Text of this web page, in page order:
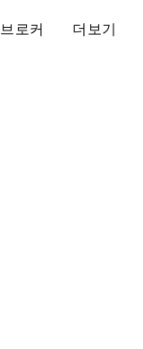
브로커 더보기